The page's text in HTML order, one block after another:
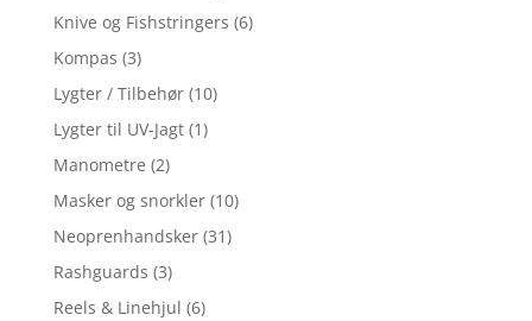
Knive og Fishstringers (6)
Kompas (3)
Lygter / Tilbehør (10)
Lygter til UV-Jagt (1)
Manometre (2)
Masker og snorkler (10)
Neoprenhandsker (31)
Rashguards (3)
Reels & Linehjul (6)